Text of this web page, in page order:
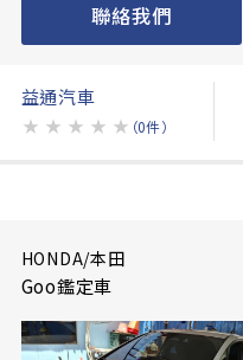
聯絡我們
益通汽車
★ ★ ★ ★ ★ （0件）
HONDA/本田
Goo鑑定車